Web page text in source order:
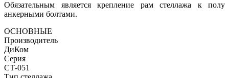
Обязательным является крепление рам стеллажа к полу
анкерными болтами.
ОСНОВНЫЕ
Производитель
ДиКом
Серия
СТ-051